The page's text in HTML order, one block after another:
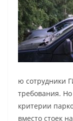
ю сотрудники
требования.
критерии
вместо стоек